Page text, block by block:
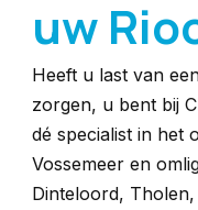
uw
Heeft u last van
zorgen, u bent bij
dé specialist in het
Vossemeer en
Dinteloord,